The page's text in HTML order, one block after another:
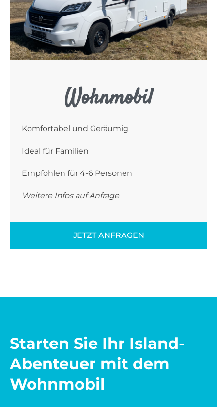
Wohnmobil
Komfortabel und Geräumig
Ideal für Familien
Empfohlen für 4-6 Personen
Weitere Infos auf Anfrage
JETZT ANFRAGEN
Starten Sie Ihr Island-
Abenteuer mit dem
Wohnmobil